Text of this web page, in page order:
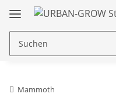
Mammoth